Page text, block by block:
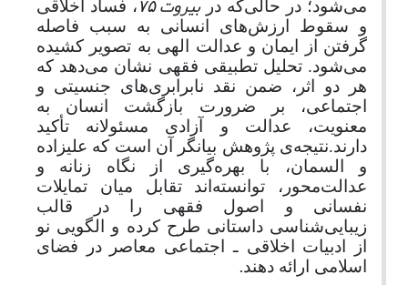
می‌شود؛ در حالی‌که دربیروت۷۵، فساد اخلاقی
و سقوط ارزش‌های انسانی به سبب فاصله
گرفتن از ایمان و عدالت الهی به تصویر کشیده
می‌شود. تحلیل تطبیقی فقهی نشان می‌دهد که
هر دو اثر، ضمن نقد نابرابری‌های جنسیتی و
اجتماعی، بر ضرورت بازگشت انسان به
معنویت، عدالت و آزادی مسئولانه تأکید
دارند.نتیجه‌ی پژوهش بیانگر آن است که علیزاده
و السمان، با بهره‌گیری از نگاه زنانه و
عدالت‌محور، توانسته‌اند تقابل میان تمایلات
نفسانی و اصول فقهی را در قالب
زیبایی‌شناسی داستانی طرح کرده و الگویی نو
از ادبیات اخلاقی ـ اجتماعی معاصر در فضای
اسلامی ارائه دهند.